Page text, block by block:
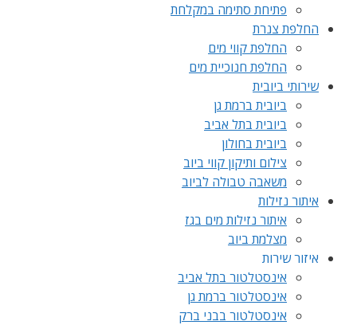
פתיחת סתימה במקלחת
החלפת צנרת
החלפת קווי מים
החלפת חנוכיית מים
שירותי ביובית
ביובית ברמת גן
ביובית בתל אביב
ביובית בחולון
צילום ותיקון קווי ביוב
משאבה טבולה לביוב
איתור נזילות
איתור נזילות מים בגז
מצלמת ביוב
איזור שירות
אינסטלטור בתל אביב
אינסטלטור ברמת גן
אינסטלטור בבני ברק